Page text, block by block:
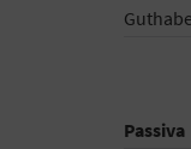
Passiva